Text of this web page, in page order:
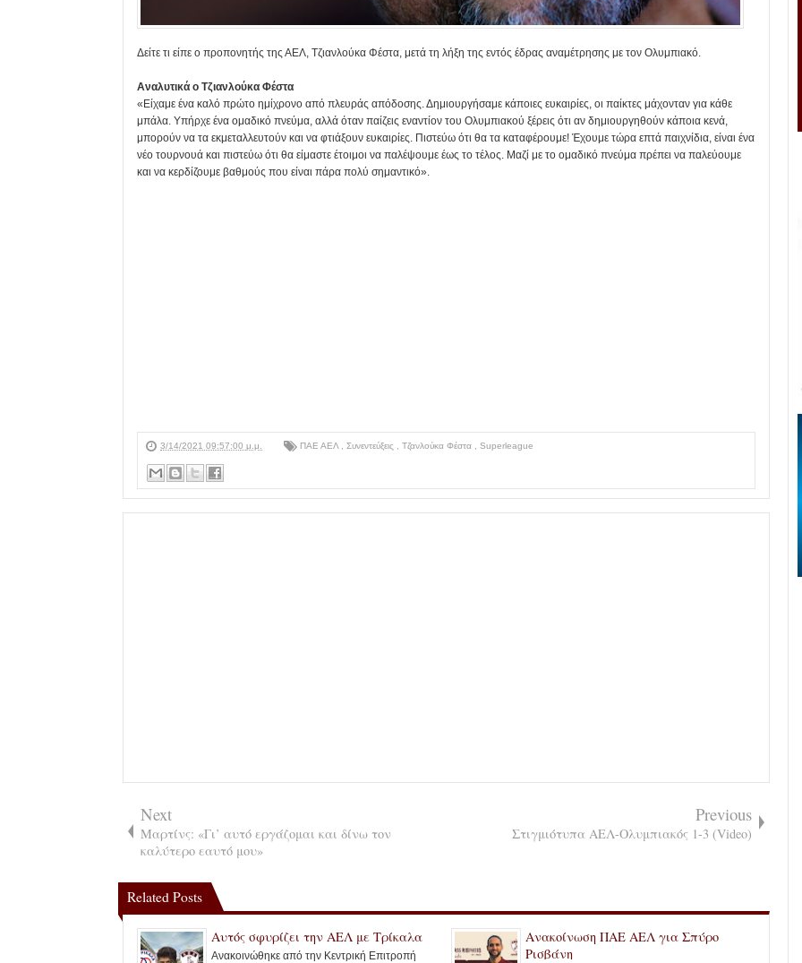
Δείτε τι είπε ο προπονητής της ΑΕΛ, Τζιανλούκα Φέστα, μετά τη λήξη της εντός έδρας αναμέτρησης με τον Ολυμπιακό.
Αναλυτικά ο Τζιανλούκα Φέστα
«Είχαμε ένα καλό πρώτο ημίχρονο από πλευράς απόδοσης. Δημιουργήσαμε κάποιες ευκαιρίες, οι παίκτες μάχονταν για κάθε
μπάλα. Υπήρχε ένα ομαδικό πνεύμα, αλλά όταν παίζεις εναντίον του Ολυμπιακού ξέρεις ότι αν δημιουργηθούν κάποια κενά,
μπορούν να τα εκμεταλλευτούν και να φτιάξουν ευκαιρίες. Πιστεύω ότι θα τα καταφέρουμε! Έχουμε τώρα επτά παιχνίδια, είναι ένα
νέο τουρνουά και πιστεύω ότι θα είμαστε έτοιμοι να παλέψουμε έως το τέλος. Μαζί με το ομαδικό πνεύμα πρέπει να παλεύουμε
και να κερδίζουμε βαθμούς που είναι πάρα πολύ σημαντικό».
3/14/2021 09:57:00 μ.μ. ΠΑΕ ΑΕΛ Συνεντεύξεις Τζανλούκα Φέστα Superleague
Next
Μαρτίνς: «Γι’ αυτό εργάζομαι και δίνω τον
καλύτερο εαυτό μου»
Previous
Στιγμιότυπα ΑΕΛ-Ολυμπιακός 1-3 (Video)
Related Posts
Αυτός σφυρίζει την ΑΕΛ με Τρίκαλα
Ανακοινώθηκε από την Κεντρική Επιτροπή
Ανακοίνωση ΠΑΕ ΑΕΛ για Σπύρο
Ρισβάνη